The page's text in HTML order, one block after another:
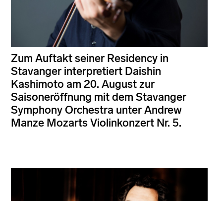
Zum Auftakt seiner Residency in
Stavanger interpretiert Daishin
Kashimoto am 20. August zur
Saisoneröffnung mit dem Stavanger
Symphony Orchestra unter Andrew
Manze Mozarts Violinkonzert Nr. 5.